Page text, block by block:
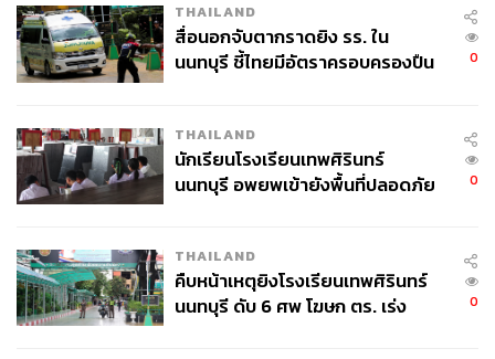
รถไฟฟ้าสายสีเขียว
สุรพงษ์ เลาหะอัญญา
คีรี กาญจนพาสน์
บริษัท บีทีเอส กรุ๊ป โฮลดิ้งส์ จำกัด (มหาชน)
สุรยุทธ ทวีกุลวัฒน์
125
THAILAND
สื่อนอกจับตากราดยิง รร. ใน
นนทบุรี ชี้ไทยมีอัตราครอบครองปืน
0
THAILAND
นักเรียนโรงเรียนเทพศิรินทร์
นนทบุรี อพยพเข้ายังพื้นที่ปลอดภัย
0
THAILAND
คืบหน้าเหตุยิงโรงเรียนเทพศิรินทร์
นนทบุรี ดับ 6 ศพ โฆษก ตร. เร่ง
0